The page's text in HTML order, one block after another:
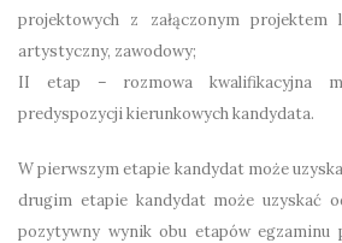
projektowych z załączonym
artystyczny, zawodowy;
II etap – rozmowa kwalifikacyjna
predyspozycji kierunkowych kandydata.
W pierwszym etapie kandydat może
drugim etapie kandydat może uzyskać
pozytywny wynik obu etapów egzaminu